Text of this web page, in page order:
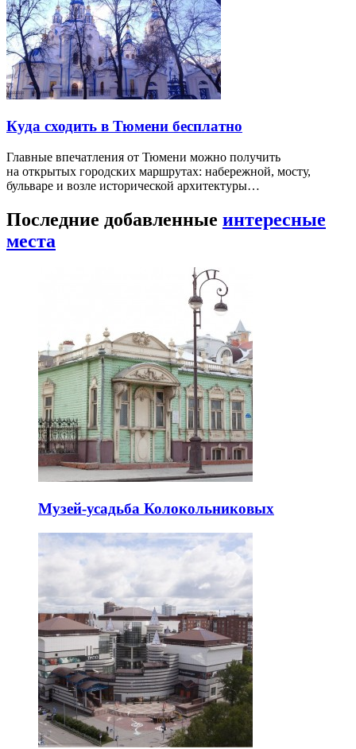
Куда сходить в Тюмени бесплатно
Главные впечатления от Тюмени можно получить
на открытых городских маршрутах: набережной, мосту,
бульваре и возле исторической архитектуры…
Последние добавленные интересные
места
Музей-усадьба Колокольниковых